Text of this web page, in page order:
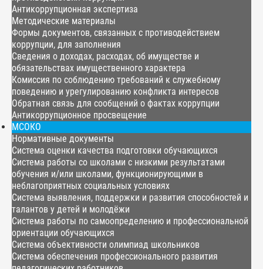
Антикоррупционная экспертиза
Методические материалы
Формы документов, связанных с противодействием
коррупции, для заполнения
Сведения о доходах, расходах, об имуществе и
обязательствах имущественного характера
Комиссия по соблюдению требований к служебному
поведению и урегулированию конфликта интересов
Обратная связь для сообщений о фактах коррупции
Антикоррупционное просвещение
МСОКО
Нормативные документы
Система оценки качества подготовки обучающихся
Система работы со школами с низкими результатами
обучения и/или школами, функционирующими в
неблагоприятных социальных условиях
Система выявления, поддержки и развития способностей и
талантов у детей и молодёжи
Система работы по самоопределению и профессиональной
ориентации обучающихся
Система объективности олимпиад школьников
Система обеспечения профессионального развития